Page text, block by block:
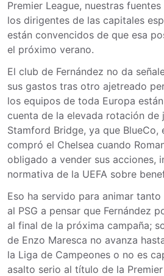
Premier League, nuestras
los dirigentes de las capitales
están convencidos de que esa
el próximo verano.
El club de Fernández no da
sus gastos tras otro ajetreado
los equipos de toda Europa
cuenta de la elevada rotación de
Stamford Bridge, ya que BlueCo,
compró el Chelsea cuando
obligado a vender sus acciones,
normativa de la UEFA sobre
Eso ha servido para animar
al PSG a pensar que Fernández
al final de la próxima campaña;
de Enzo Maresca no avanza
la Liga de Campeones o no es
asalto serio al título de la Premier